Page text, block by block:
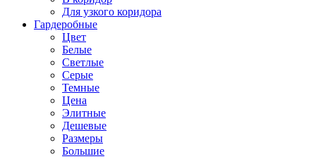
Для узкого коридора
Гардеробные
Цвет
Белые
Светлые
Серые
Темные
Цена
Элитные
Дешевые
Размеры
Большие